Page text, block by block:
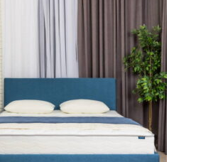
составляла
цена:
840 ₽.